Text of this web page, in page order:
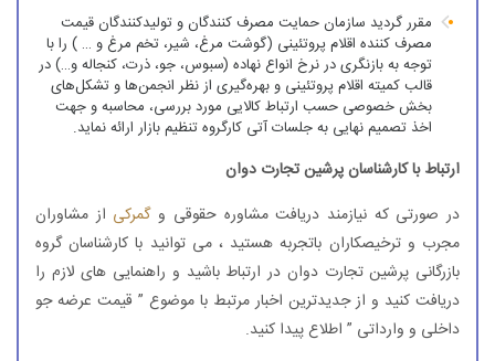
مقرر گردید سازمان حمایت مصرف کنندگان و تولیدکنندگان قیمت
مصرف کننده اقلام پروتئینی (گوشت مرغ، شیر، تخم مرغ و … ) را با
توجه به بازنگری در نرخ انواع نهاده (سبوس، جو، ذرت، کنجاله و…) در
قالب کمیته اقلام پروتئینی و بهره‌گیری از نظر انجمن‌ها و تشکل‌های
بخش خصوصی حسب ارتباط کالایی مورد بررسی، محاسبه و جهت
اخذ تصمیم نهایی به جلسات آتی کارگروه تنظیم بازار ارائه نماید.
ارتباط با کارشناسان پرشین تجارت دوان
در صورتی که نیازمند دریافت مشاوره حقوقی وگمرکی از مشاوران
مجرب و ترخیصکاران باتجربه هستید ، می توانید با کارشناسان گروه
بازرگانی پرشین تجارت دوان در ارتباط باشید و راهنمایی های لازم را
دریافت کنید و از جدیدترین اخبار مرتبط با موضوع ” قیمت عرضه جو
داخلی و وارداتی ” اطلاع پیدا کنید.